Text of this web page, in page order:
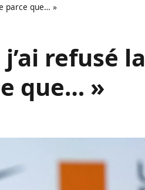
parce que… »
refusé la
que… »